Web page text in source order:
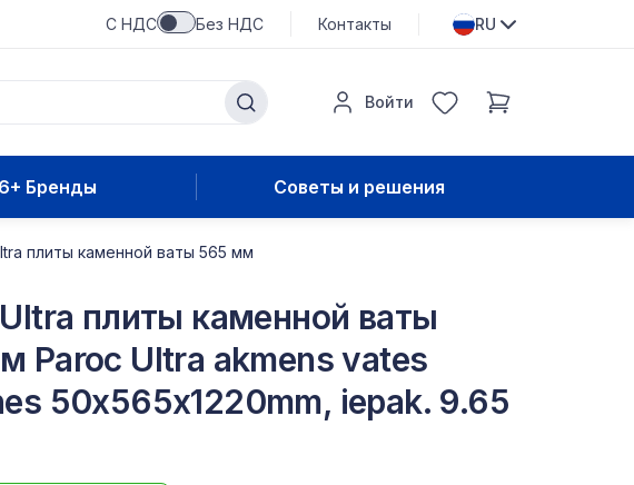
С НДС Без НДС Контакты RU
Войти
Бренды Советы и решения
плиты каменной ваты 565 мм
плиты каменной ваты
Paroc Ultra akmens vates
50x565x1220mm, iepak. 9.65